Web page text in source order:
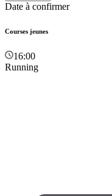
Date à confirmer
Courses jeunes
16:00
Running